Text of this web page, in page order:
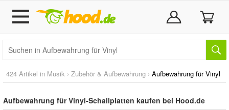
424 Artikel in Musik › Zubehör & Aufbewahrung › Aufbewahrung für Vinyl
Aufbewahrung für Vinyl-Schallplatten kaufen bei Hood.de